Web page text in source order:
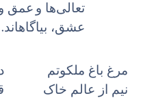
تعالی‌ها و عمق
عشق، بیاگاهاند.
مرغ باغ ملکوتم
نیم از عالم خاک